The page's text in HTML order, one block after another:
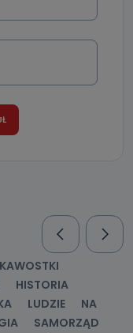
HISTORIA
LUDZIE
NA
SAMORZĄD